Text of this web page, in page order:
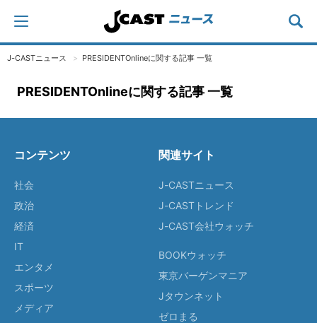
J-CASTニュース PRESIDENTOnlineに関する記事 一覧
PRESIDENTOnlineに関する記事 一覧
コンテンツ
社会
政治
経済
IT
エンタメ
スポーツ
メディア
関連サイト
J-CASTニュース
J-CASTトレンド
J-CAST会社ウォッチ
BOOKウォッチ
東京バーゲンマニア
Jタウンネット
ゼロまる